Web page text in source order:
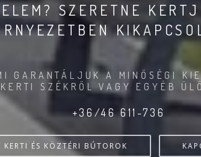
SZERETNE
GARANTÁLJUK A MINŐSÉGI
KERTI SZÉKRŐL VAGY EGYÉB
+36/46 611-736
KERTI ÉS KÖZTÉRI BÚTOROK